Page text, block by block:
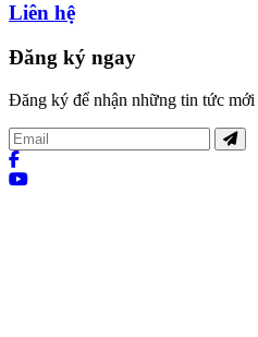
Liên hệ
Đăng ký ngay
Đăng ký để nhận những tin tức mới